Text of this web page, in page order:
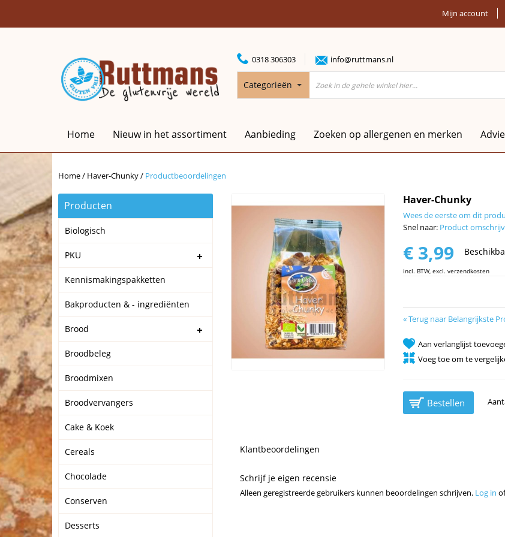
Mijn account
0318 306303 info@ruttmans.nl
Categorieën
Home Nieuw in het assortiment Aanbieding Zoeken op allergenen en merken
Home/ Haver-Chunky/ Productbeoordelingen
Producten
Biologisch
PKU
Kennismakingspakketten
Bakproducten & - ingrediënten
Brood
Broodbeleg
Broodmixen
Broodvervangers
Cake & Koek
Cereals
Chocolade
Conserven
Desserts
Haver-Chunky
Wees de eerste om dit
Snel naar: Product
€ 3,99
incl. BTW, excl. verzendkosten
«Terug naar Belangrijkste
Aan verlanglijst
Voeg toe om te
Bestellen
Klantbeoordelingen
Schrijf je eigen recensie
Alleen geregistreerde gebruikers kunnen beoordelingen schrijven. Log in